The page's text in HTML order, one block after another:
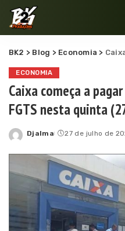
BK2 > Blog > Economia > Caixa
ECONOMIA
Caixa começa a
FGTS nesta quinta
Posted
Djalma 27 de julho de